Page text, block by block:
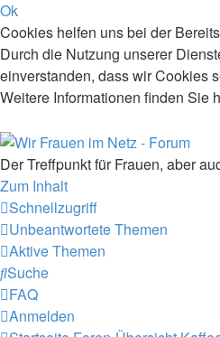
Ok
Cookies helfen uns bei der
Durch die Nutzung unserer
einverstanden, dass wir Cookies
Weitere Informationen finden Sie
Der Treffpunkt für Frauen, aber
Zum Inhalt
Schnellzugriff
Unbeantwortete Themen
Aktive Themen
Suche
FAQ
Anmelden